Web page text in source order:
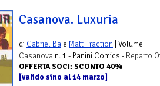
Casanova. Luxuria
di Gabriel Ba e Matt Fraction | Volume
Casanova n. 1 - Panini Comics - Reparto
OFFERTA SOCI: SCONTO 40%
[valido sino al 14 marzo]